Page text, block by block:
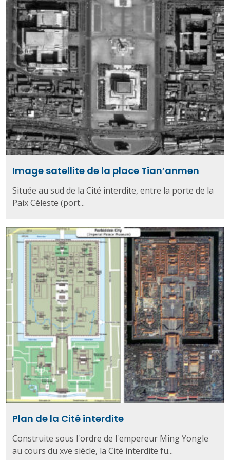
Image satellite de la place Tian’anmen
Située au sud de la Cité interdite, entre la porte de la
Paix Céleste (port...
Plan de la Cité interdite
Construite sous l'ordre de l'empereur Ming Yongle
au cours du xve siècle, la Cité interdite fu...